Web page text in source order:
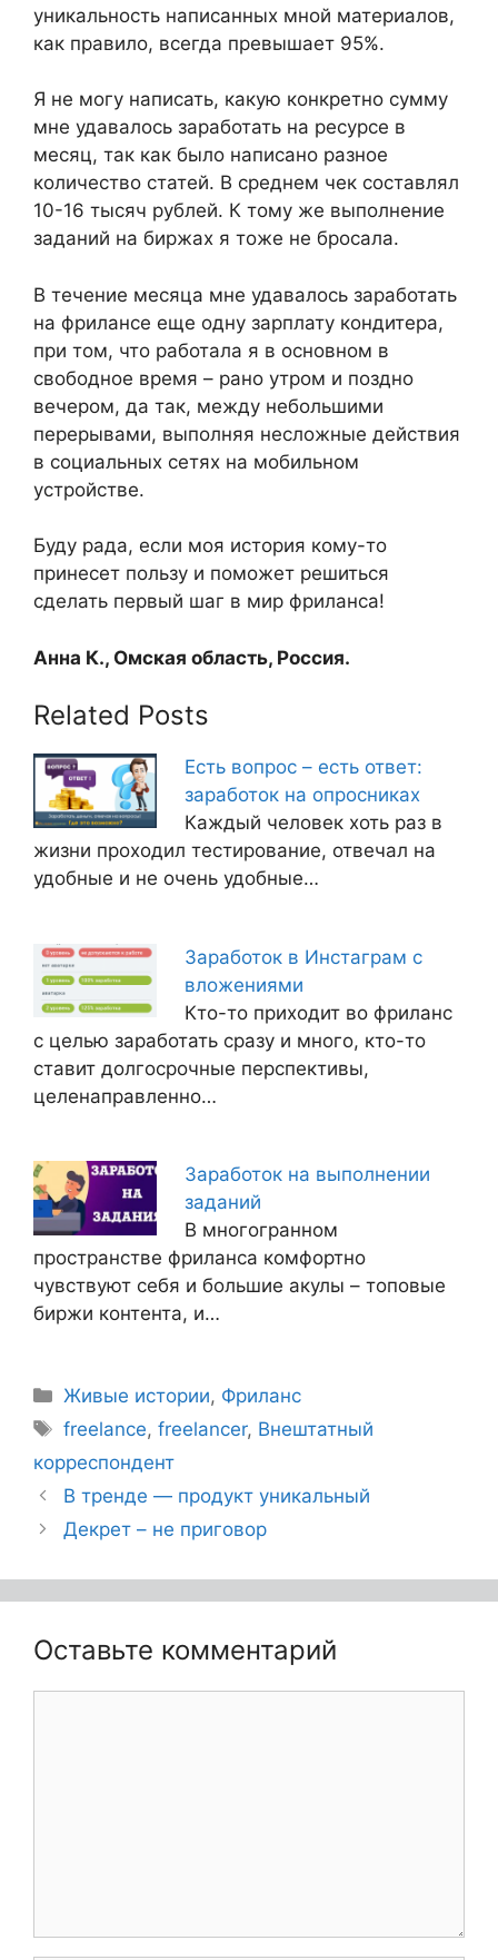
уникальность написанных мной материалов,
как правило, всегда превышает 95%.
Я не могу написать, какую конкретно сумму
мне удавалось заработать на ресурсе в
месяц, так как было написано разное
количество статей. В среднем чек составлял
10-16 тысяч рублей. К тому же выполнение
заданий на биржах я тоже не бросала.
В течение месяца мне удавалось заработать
на фрилансе еще одну зарплату кондитера,
при том, что работала я в основном в
свободное время – рано утром и поздно
вечером, да так, между небольшими
перерывами, выполняя несложные действия
в социальных сетях на мобильном
устройстве.
Буду рада, если моя история кому-то
принесет пользу и поможет решиться
сделать первый шаг в мир фриланса!
Анна К., Омская область, Россия.
Related Posts
Есть вопрос – есть ответ:
заработок на опросниках
Каждый человек хоть раз в
жизни проходил тестирование, отвечал на
удобные и не очень удобные…
Заработок в Инстаграм с
вложениями
Кто-то приходит во фриланс
с целью заработать сразу и много, кто-то
ставит долгосрочные перспективы,
целенаправленно…
Заработок на выполнении
заданий
В многогранном
пространстве фриланса комфортно
чувствуют себя и большие акулы – топовые
биржи контента, и…
Живые истории, Фриланс
freelance,freelancer, Внештатный
корреспондент
В тренде — продукт уникальный
Декрет – не приговор
Оставьте комментарий